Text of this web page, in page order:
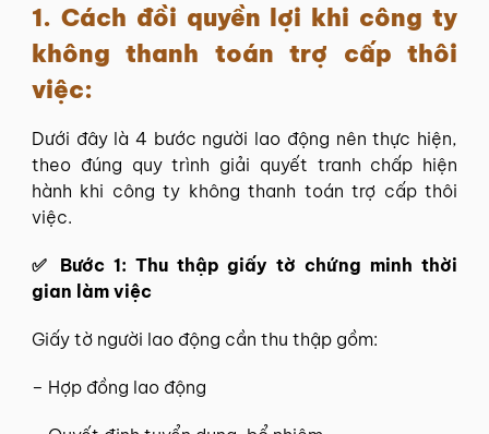
1. Cách đồi quyền lợi khi công ty
không thanh toán trợ cấp thôi
việc:
Dưới đây là 4 bước người lao động nên thực hiện,
theo đúng quy trình giải quyết tranh chấp hiện
hành khi công ty không thanh toán trợ cấp thôi
việc.
✅ Bước 1: Thu thập giấy tờ chứng minh thời
gian làm việc
Giấy tờ người lao động cần thu thập gồm:
– Hợp đồng lao động